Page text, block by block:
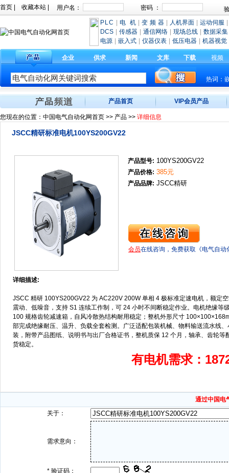
首页 收藏本站
PLC 电 机 变 频 器 人机界面 运动伺服
DCS
传感器 通信网络 现场总线
数据采集
电源
嵌入式 仪器仪表 低压电器 机器视觉
企业 供求 新闻 文库 下载 视频
热词：
产品首页 VIP会员产品
您现在的位置： 中国电气自动化网首页 >> 产品 >> 详细信息
JSCC精研标准电机100YS200GV22
产品型号: 100YS200GV22
产品价格: 385元
产品品牌: JSCC精研
会员在线咨询，免费获取《电气自动
详细描述:
JSCC 精研 100YS200GV22 为 AC220V 200W 单相 4 极标准定速电机，额定
震动、低噪音，支持 S1 连续工作制，可 24 小时不间断稳定作业。电机绝缘
100 规格齿轮减速箱，自风冷散热结构耐用稳定；整机外形尺寸
部完成绝缘耐压、温升、负载全套检测。广泛适配包装机械、物料输送流水线
装，附带产品图纸、说明书与出厂合格证书，整机质保 12 个月，轴承、齿轮
货稳定。
有电机需求：
通过中国电
关于：
需求意向：
* 验证码：